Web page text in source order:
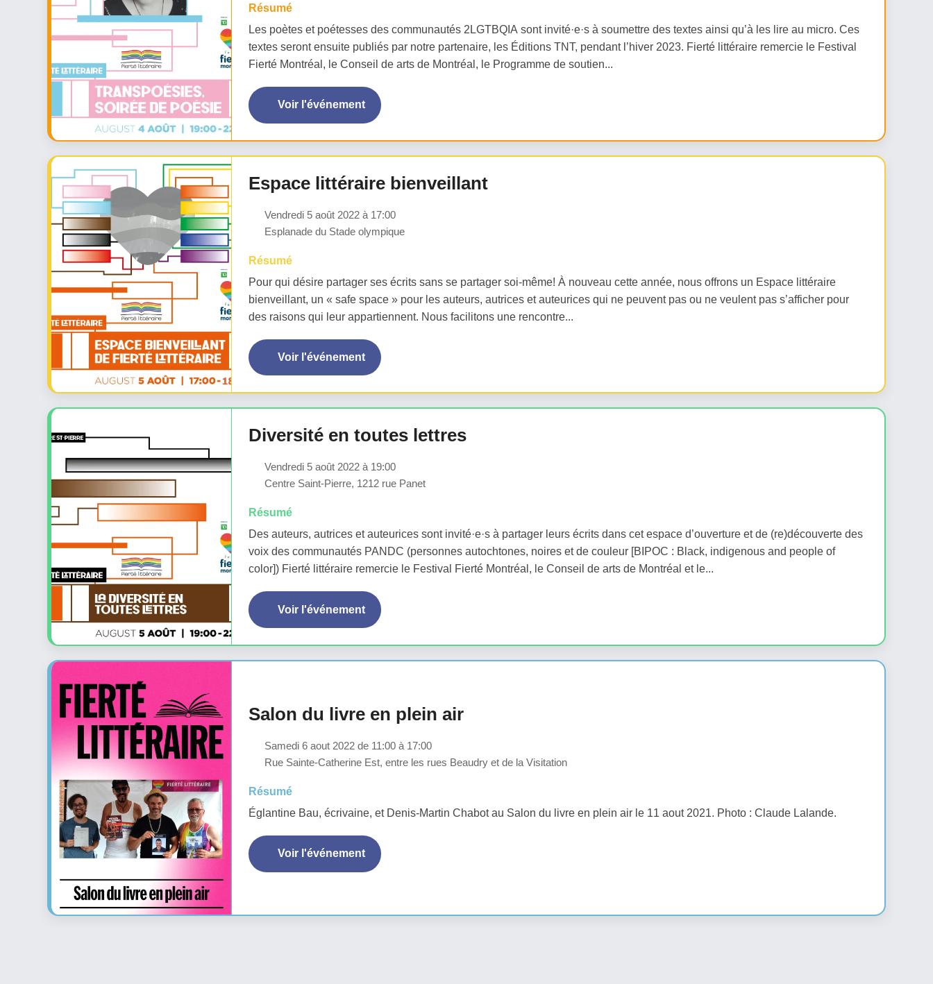
Résumé
Les poètes et poétesses des communautés 2LGTBQIA sont invité·e·s à soumettre des textes ainsi qu’à les lire au micro. Ces
textes seront ensuite publiés par notre partenaire, les Éditions TNT, pendant l’hiver 2023. Fierté littéraire remercie le Festival
Fierté Montréal, le Conseil de arts de Montréal, le Programme de soutien...
Voir l'événement
Espace littéraire bienveillant
Vendredi 5 août 2022 à 17:00
Esplanade du Stade olympique
Résumé
Pour qui désire partager ses écrits sans se partager soi-même! À nouveau cette année, nous offrons un Espace littéraire
bienveillant, un « safe space » pour les auteurs, autrices et auteurices qui ne peuvent pas ou ne veulent pas s’afficher pour
des raisons qui leur appartiennent. Nous facilitons une rencontre...
Voir l'événement
Diversité en toutes lettres
Vendredi 5 août 2022 à 19:00
Centre Saint-Pierre, 1212 rue Panet
Résumé
Des auteurs, autrices et auteurices sont invité·e·s à partager leurs écrits dans cet espace d’ouverture et de (re)découverte des
voix des communautés PANDC (personnes autochtones, noires et de couleur [BIPOC : Black, indigenous and people of
color]) Fierté littéraire remercie le Festival Fierté Montréal, le Conseil de arts de Montréal et le...
Voir l'événement
Salon du livre en plein air
Samedi 6 aout 2022 de 11:00 à 17:00
Rue Sainte-Catherine Est, entre les rues Beaudry et de la Visitation
Résumé
Églantine Bau, écrivaine, et Denis-Martin Chabot au Salon du livre en plein air le 11 aout 2021. Photo : Claude Lalande.
Voir l'événement